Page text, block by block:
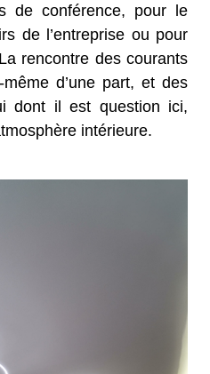
de conférence, pour le
de l’entreprise ou pour
rencontre des courants
d’une part, et des
dont il est question ici,
intérieure.